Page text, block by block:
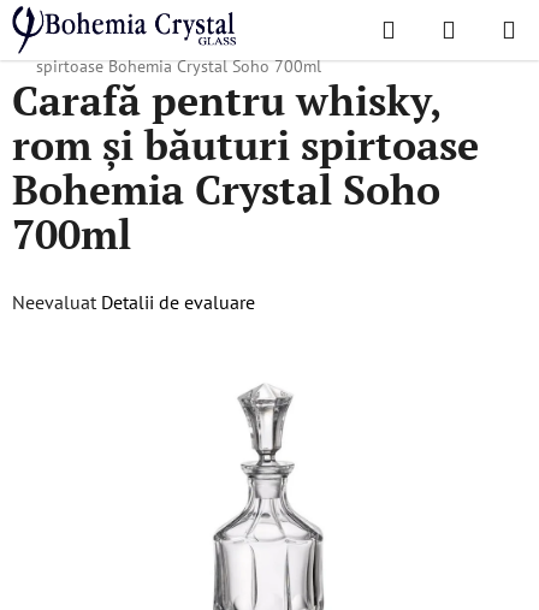
Treci
conținut
Căutare
DE
Acasă
/ Colecții populare / Soho
Carafă pentru whisky, rom și băuturi
spirtoase Bohemia Crystal Soho 700ml
Carafă pentru whisky,
rom și băuturi spirtoase
Bohemia Crystal Soho
700ml
Evaluarea
Neevaluat Detalii de evaluare